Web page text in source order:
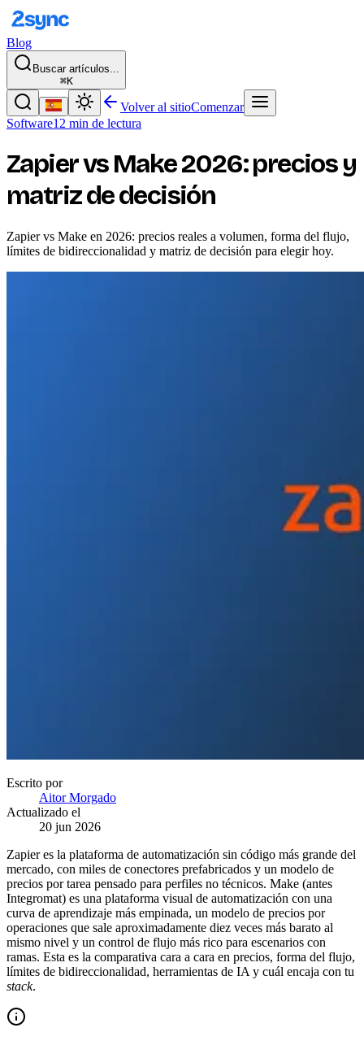
Blog
Buscar artículos...
⌘K
Volver al sitioComenzar
Software12 min de lectura
Zapier vs Make 2026: precios y
matriz de decisión
Zapier vs Make en 2026: precios reales a volumen, forma del flujo,
límites de bidireccionalidad y matriz de decisión para elegir hoy.
Escrito por
Aitor Morgado
Actualizado el
20 jun 2026
Zapier es la plataforma de automatización sin código más grande del
mercado, con miles de conectores prefabricados y un modelo de
precios por tarea pensado para perfiles no técnicos. Make (antes
Integromat) es una plataforma visual de automatización con una
curva de aprendizaje más empinada, un modelo de precios por
operaciones que sale aproximadamente diez veces más barato al
mismo nivel y un control de flujo más rico para escenarios con
ramas. Esta es la comparativa cara a cara en precios, forma del flujo,
límites de bidireccionalidad, herramientas de IA y cuál encaja con tu
stack.